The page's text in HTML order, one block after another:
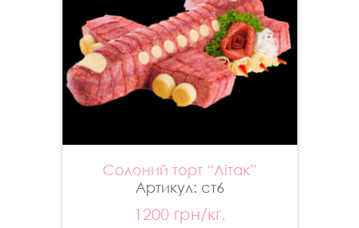
Солоний торт “Літак”
Артикул: ст6
1200 грн/кг.